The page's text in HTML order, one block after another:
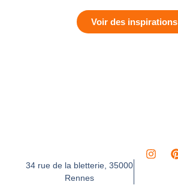
Voir des inspirations
34 rue de la bletterie, 35000
Rennes